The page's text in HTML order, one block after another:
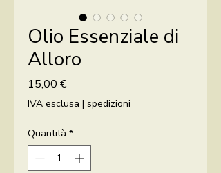
Olio Essenziale di
Alloro
15,00 €Prezzo
IVA esclusa | spedizioni
Quantità *